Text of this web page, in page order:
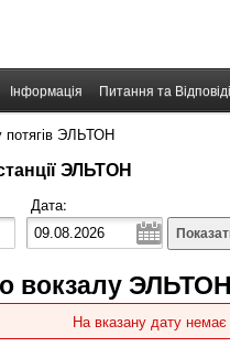
Інформація Питання та Відповіді
потягів ЭЛЬТОН
ЭЛЬТОН
Дата:
вокзалу ЭЛЬТОН
На вказану дату